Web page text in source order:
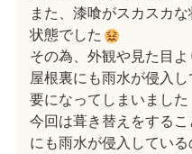
また、漆喰がスカスカ
状態でした
その為、外観や見た目よ
屋根裏にも雨水が侵入
要になってしまいました
今回は葺き替えをする
にも雨水が侵入してい